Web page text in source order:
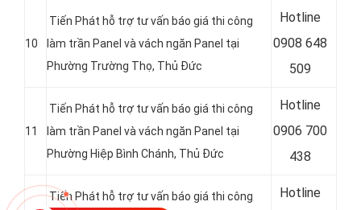
10
Tiến Phát hỗ trợ tư vấn báo giá thi công
làm trần Panel và vách ngăn Panel tại
Phường Trường Thọ, Thủ Đức
Hotline
0908 648
509
11
Tiến Phát hỗ trợ tư vấn báo giá thi công
làm trần Panel và vách ngăn Panel tại
Phường Hiệp Bình Chánh, Thủ Đức
Hotline
0906 700
438
Tiến Phát hỗ trợ tư vấn báo giá thi công
Hotline